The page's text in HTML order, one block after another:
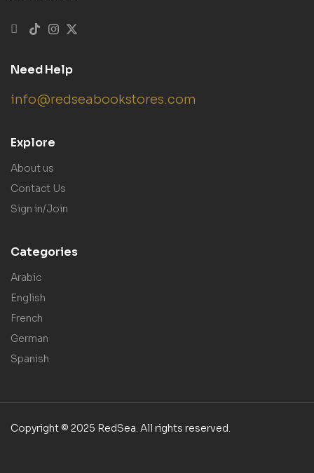
Need Help
info@redseabookstores.com
Explore
About us
Contact Us
Sign in/Join
Categories
Arabic
English
French
German
Spanish
Copyright © 2025 RedSea. All rights reserved.